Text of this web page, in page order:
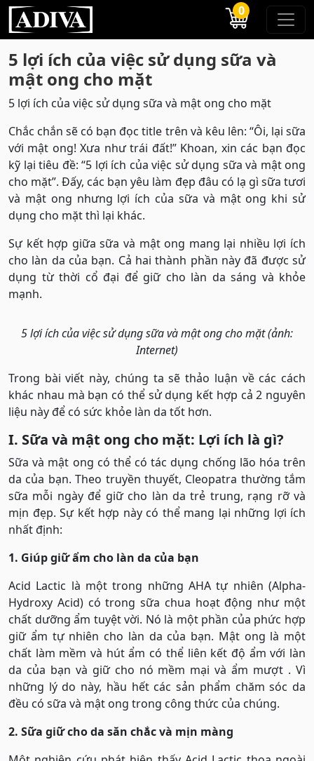
0
5 lợi ích của việc sử dụng sữa và
mật ong cho mặt
5 lợi ích của việc sử dụng sữa và mật ong cho mặt
Chắc chắn sẽ có bạn đọc title trên và kêu lên: “Ôi, lại sữa
với mật ong! Xưa như trái đất!” Khoan, xin các bạn đọc
kỹ lại tiêu đề: “5 lợi ích của việc sử dụng sữa và mật ong
cho mặt”. Đấy, các bạn yêu làm đẹp đâu có lạ gì sữa tươi
và mật ong nhưng lợi ích của sữa và mật ong khi sử
dụng cho mặt thì lại khác.
Sự kết hợp giữa sữa và mật ong mang lại nhiều lợi ích
cho làn da của bạn. Cả hai thành phần này đã được sử
dụng từ thời cổ đại để giữ cho làn da sáng và khỏe
mạnh.
5 lợi ích của việc sử dụng sữa và mật ong cho mặt (ảnh:
Internet)
Trong bài viết này, chúng ta sẽ thảo luận về các cách
khác nhau mà bạn có thể sử dụng kết hợp cả 2 nguyên
liệu này để có sức khỏe làn da tốt hơn.
I. Sữa và mật ong cho mặt: Lợi ích là gì?
Sữa và mật ong có thể có tác dụng chống lão hóa trên
da của bạn. Theo truyền thuyết, Cleopatra thường tắm
sữa mỗi ngày để giữ cho làn da trẻ trung, rạng rỡ và
mịn đẹp. Sự kết hợp này có thể mang lại những lợi ích
nhất định:
1. Giúp giữ ẩm cho làn da của bạn
Acid Lactic là một trong những AHA tự nhiên (Alpha-
Hydroxy Acid) có trong sữa chua hoạt động như một
chất dưỡng ẩm tuyệt vời. Nó là một phần của phức hợp
giữ ẩm tự nhiên cho làn da của bạn. Mật ong là một
chất làm mềm và hút ẩm có thể liên kết độ ẩm với làn
da của bạn và giữ cho nó mềm mại và ẩm mượt . Vì
những lý do này, hầu hết các sản phẩm chăm sóc da
đều có sữa và mật ong trong công thức của chúng.
2. Sữa giữ cho da săn chắc và mịn màng